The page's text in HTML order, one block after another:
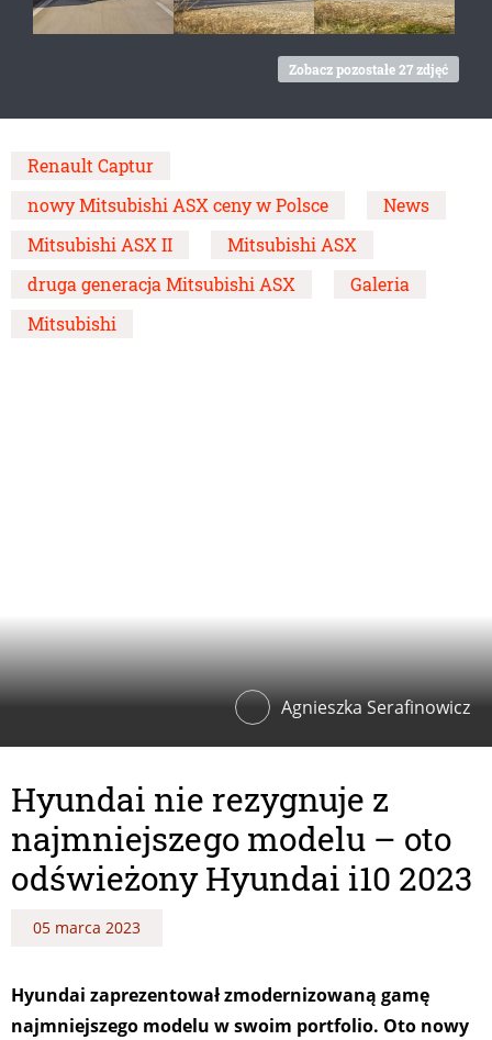
Zobacz pozostałe 27 zdjęć
Renault Captur
nowy Mitsubishi ASX ceny w Polsce
News
Mitsubishi ASX II
Mitsubishi ASX
druga generacja Mitsubishi ASX
Galeria
Mitsubishi
Agnieszka Serafinowicz
Hyundai nie rezygnuje z
najmniejszego modelu – oto
odświeżony Hyundai i10 2023
05 marca 2023
Hyundai zaprezentował zmodernizowaną gamę
najmniejszego modelu w swoim portfolio. Oto nowy